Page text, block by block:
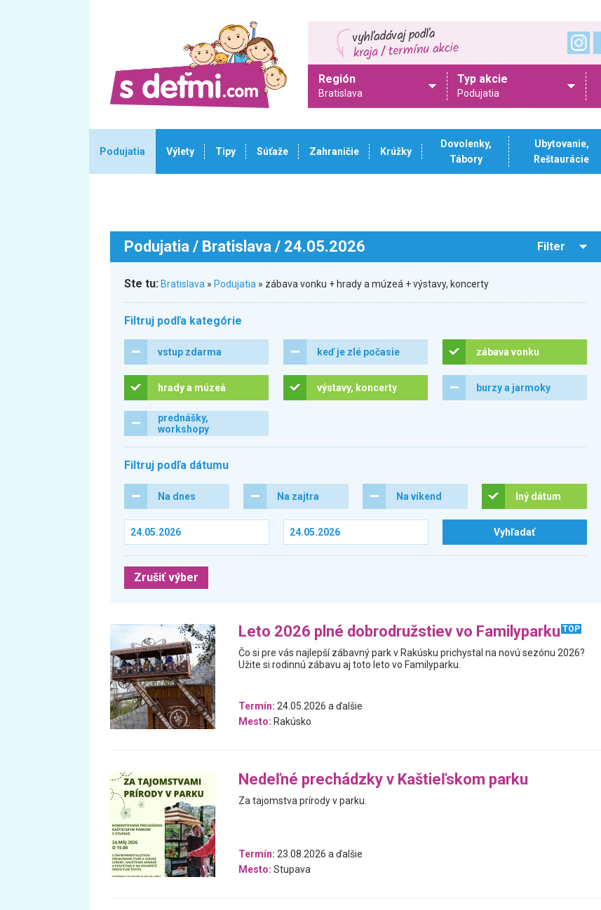
Región
Bratislava
Typ akcie
Podujatia
Podujatia Výlety Tipy Súťaže Zahraničie Krúžky
Dovolenky,
Tábory
Ubytovanie,
Reštaurácie
Podujatia / Bratislava / 24.05.2026 Filter
Ste tu: Bratislava » Podujatia » zábava vonku + hrady a múzeá + výstavy, koncerty
Filtruj podľa kategórie
vstup zdarma keď je zlé počasie zábava vonku
hrady a múzeá výstavy, koncerty burzy a jarmoky
prednášky,
workshopy
Filtruj podľa dátumu
Na dnes Na zajtra Na víkend Iný dátum
Zrušiť výber
Leto 2026 plné dobrodružstiev vo Familyparku TOP
Čo si pre vás najlepší zábavný park v Rakúsku prichystal na novú sezónu 2026?
Užite si rodinnú zábavu aj toto leto vo Familyparku.
Termín: 24.05.2026 a ďalšie
Mesto: Rakúsko
Nedeľné prechádzky v Kaštieľskom parku
Za tajomstva prírody v parku.
Termín: 23.08.2026 a ďalšie
Mesto: Stupava